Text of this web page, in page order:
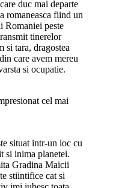
duc mai departe
romaneasca fiind un
Romaniei peste
tinerelor
si tara, dragostea
care avem mereu
si ocupatie.
cel mai
situat intr-un loc cu
si inima planetei.
Gradina Maicii
stiintifice cat si